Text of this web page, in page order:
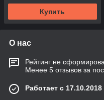
Купить
О нас
Рейтинг не
Менее 5 отзывов за
Работает с 17.10.2018